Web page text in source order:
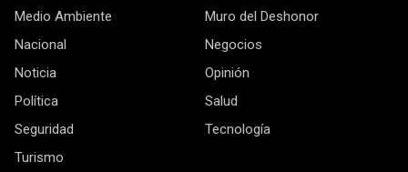
Medio Ambiente
Muro del Deshonor
Nacional
Negocios
Noticia
Opinión
Política
Salud
Seguridad
Tecnología
Turismo